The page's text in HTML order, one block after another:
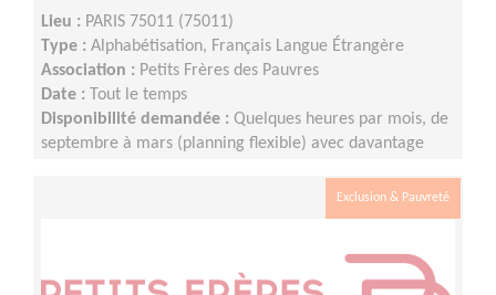
Lieu : PARIS 75011 (75011)
Type : Alphabétisation, Français Langue Étrangère
Association : Petits Frères des Pauvres
Date : Tout le temps
Disponibilité demandée : Quelques heures par mois, de
septembre à mars (planning flexible) avec davantage
Exclusion & Pauvreté